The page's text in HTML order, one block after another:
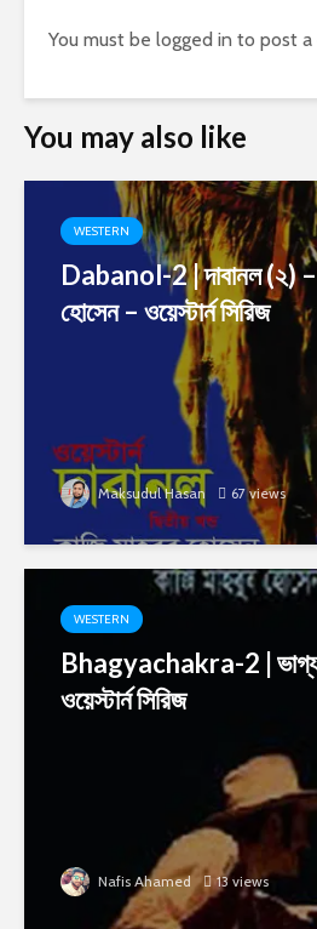
You must be logged in to post a
You may also like
WESTERN
Dabanol-2 | দাবানল (২) –
হোসেন – ওয়েস্টার্ন সিরিজ
Maksudul Hasan 67 views
WESTERN
Bhagyachakra-2 |
ওয়েস্টার্ন সিরিজ
Nafis Ahamed 13 views